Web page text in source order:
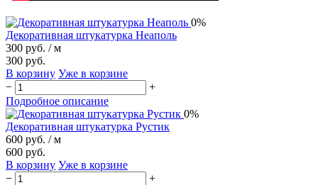
0%
Декоративная штукатурка Неаполь
300 руб. / м
300 руб.
В корзину Уже в корзине
−
+
Подробное описание
0%
Декоративная штукатурка Рустик
600 руб. / м
600 руб.
В корзину Уже в корзине
−
+